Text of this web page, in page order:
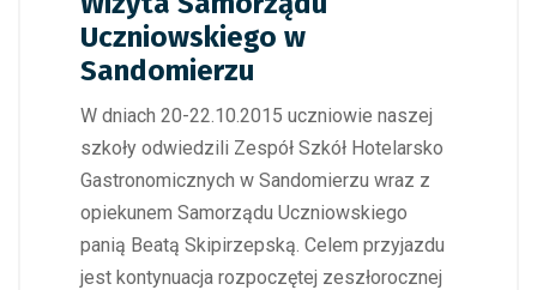
Uczniowskiego w
Sandomierzu
W dniach 20-22.10.2015 uczniowie naszej
szkoły odwiedzili Zespół Szkół Hotelarsko
Gastronomicznych w Sandomierzu wraz z
opiekunem Samorządu Uczniowskiego
panią Beatą Skipirzepską. Celem przyjazdu
jest kontynuacja rozpoczętej zeszłorocznej